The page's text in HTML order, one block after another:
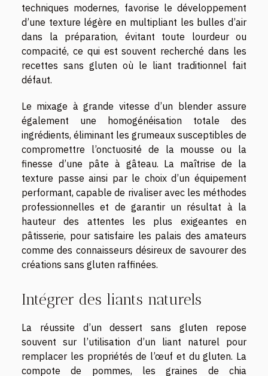
techniques modernes, favorise le développement
d’une texture légère en multipliant les bulles d’air
dans la préparation, évitant toute lourdeur ou
compacité, ce qui est souvent recherché dans les
recettes sans gluten où le liant traditionnel fait
défaut.
Le mixage à grande vitesse d’un blender assure
également une homogénéisation totale des
ingrédients, éliminant les grumeaux susceptibles de
compromettre l’onctuosité de la mousse ou la
finesse d’une pâte à gâteau. La maîtrise de la
texture passe ainsi par le choix d’un équipement
performant, capable de rivaliser avec les méthodes
professionnelles et de garantir un résultat à la
hauteur des attentes les plus exigeantes en
pâtisserie, pour satisfaire les palais des amateurs
comme des connaisseurs désireux de savourer des
créations sans gluten raffinées.
Intégrer des liants naturels
La réussite d’un dessert sans gluten repose
souvent sur l’utilisation d’un liant naturel pour
remplacer les propriétés de l’œuf et du gluten. La
compote de pommes, les graines de chia